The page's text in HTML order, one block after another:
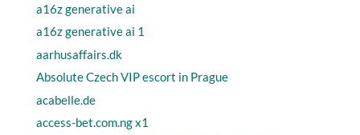
a16z generative ai
a16z generative ai 1
aarhusaffairs.dk
Absolute Czech VIP escort in Prague
acabelle.de
access-bet.com.ng x1